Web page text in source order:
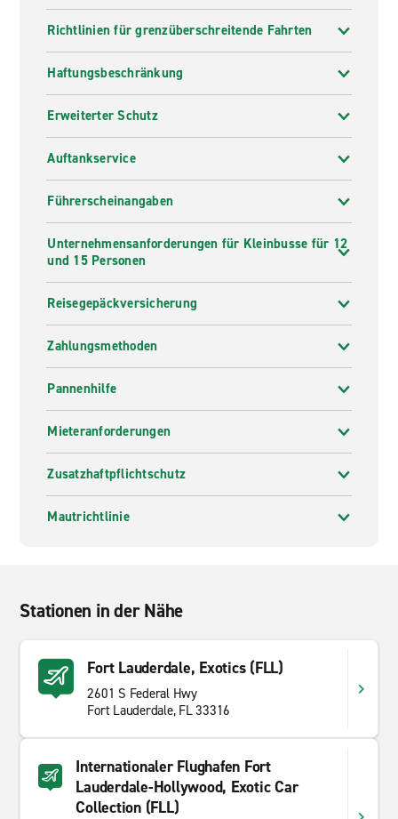
Richtlinien für grenzüberschreitende Fahrten
Haftungsbeschränkung
Erweiterter Schutz
Auftankservice
Führerscheinangaben
Unternehmensanforderungen für Kleinbusse für 12
und 15 Personen
Reisegepäckversicherung
Zahlungsmethoden
Pannenhilfe
Mieteranforderungen
Zusatzhaftpflichtschutz
Mautrichtlinie
Stationen in der Nähe
Fort Lauderdale, Exotics (FLL)
2601 S Federal Hwy
Fort Lauderdale, FL 33316
Internationaler Flughafen Fort
Lauderdale-Hollywood, Exotic Car
Collection (FLL)